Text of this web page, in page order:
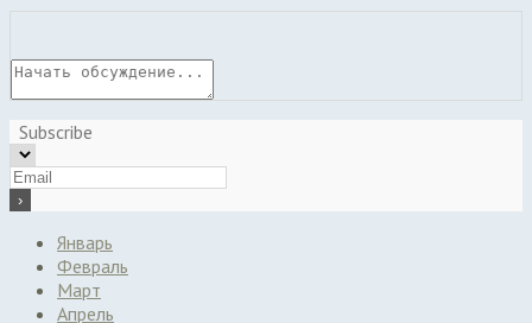
Subscribe
Январь
Февраль
Март
Апрель